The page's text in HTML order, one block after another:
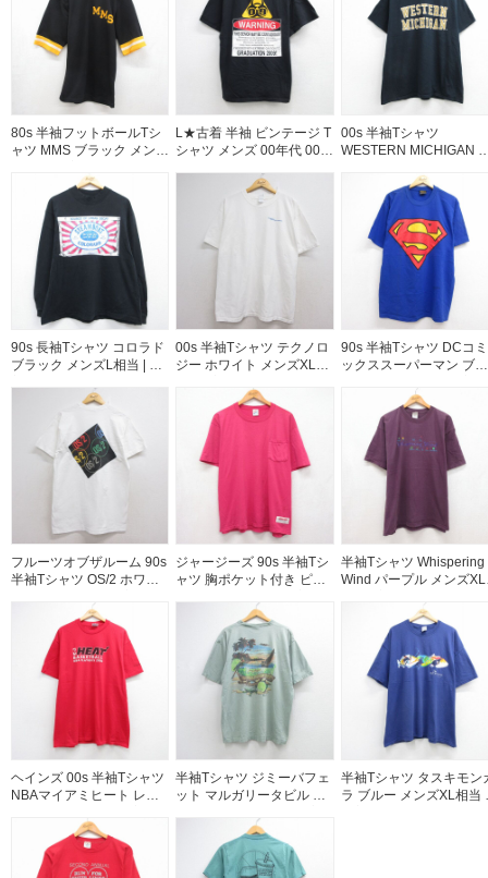
80s 半袖フットボールTシ
ャツ MMS ブラック メンズ
L★古着 半袖 ビンテージ T
シャツ メンズ 00年代 00s
ーネック ブラック
00s 半袖Tシャツ
WESTERN MICHIGAN
90s 長袖Tシャツ コロラド
ブラック メンズL相当 | 古
00s 半袖Tシャツ テクノロ
ジー ホワイト メンズXL相
90s 半袖Tシャツ DCコミ
ックススーパーマン ブル
フルーツオブザルーム 90s
半袖Tシャツ OS/2 ホワイ
ジャージーズ 90s 半袖Tシ
ャツ 胸ポケット付き ピン
半袖Tシャツ Whispering
Wind パープル メンズXL
ヘインズ 00s 半袖Tシャツ
NBAマイアミヒート レッ
半袖Tシャツ ジミーバフェ
ット マルガリータビル カ
半袖Tシャツ タスキモン
ラ ブルー メンズXL相当 |